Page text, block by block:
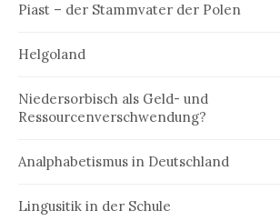
Piast – der Stammvater der Polen
Helgoland
Niedersorbisch als Geld- und
Ressourcenverschwendung?
Analphabetismus in Deutschland
Lingusitik in der Schule